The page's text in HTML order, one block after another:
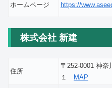
ホームページ https://
株式会社 新建
住所
〒252-0001 神奈
１
MAP